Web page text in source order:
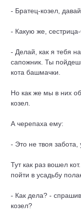
- Братец-козел,
- Какую же,
- Делай, как я тебя
сапожник. Ты
кота башмачки.
Но как же мы в них
козел.
А черепаха ему:
- Это не твоя забота,
Тут как раз вошел
пойти в усадьбу
- Как дела? -
козел?